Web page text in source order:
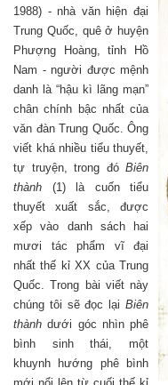
1988) - nhà văn hiện đại
Trung Quốc, quê ở huyện
Phượng Hoàng, tỉnh Hồ
Nam - người được mệnh
danh là “hậu kì lãng mạn”
chân chính bậc nhất của
văn đàn Trung Quốc. Ông
viết khá nhiều tiểu thuyết,
tự truyện, trong đó Biên
thành (1) là cuốn tiểu
thuyết xuất sắc, được
xếp vào danh sách hai
mươi tác phẩm vĩ đại
nhất thế kỉ XX của Trung
Quốc. Trong bài viết này
chúng tôi sẽ đọc lại Biên
thành dưới góc nhìn phê
bình sinh thái, một
khuynh hướng phê bình